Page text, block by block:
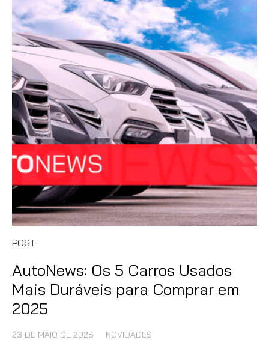
POST
AutoNews: Os 5 Carros Usados
Mais Duráveis para Comprar em
2025
23 DE MAIO DE 2025 NOVIDADES